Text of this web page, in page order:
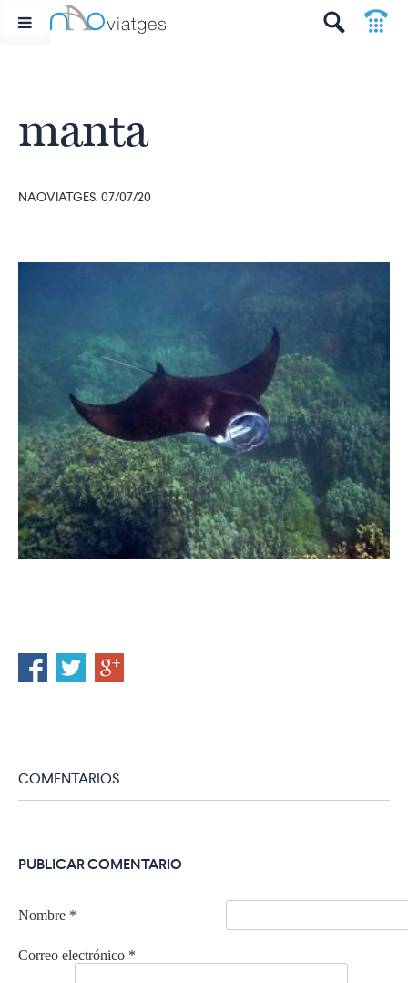
manta
NAOVIATGES. 07/07/20
COMENTARIOS
PUBLICAR COMENTARIO
Nombre *
Correo electrónico *
t
p